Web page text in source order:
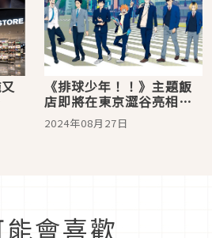
《排球少年！！》主題飯
店即將在東京澀谷亮相，
入住即贈限量原創周邊，
還有聯名主題餐點！
2024年08月27日
會喜歡